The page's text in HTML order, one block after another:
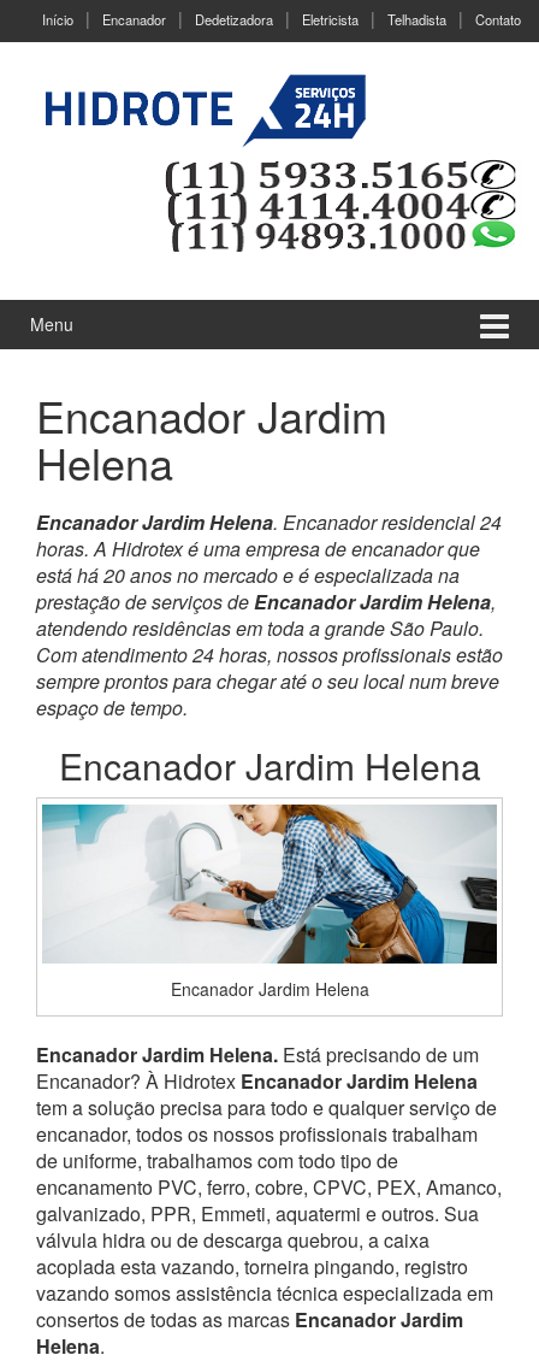
Início Encanador Dedetizadora Eletricista Telhadista Contato
Menu
Encanador Jardim
Helena
Encanador Jardim Helena. Encanador residencial 24
horas. A Hidrotex é uma empresa de encanador que
está há 20 anos no mercado e é especializada na
prestação de serviços deEncanador Jardim Helena,
atendendo residências em toda a grande São Paulo.
Com atendimento 24 horas, nossos profissionais estão
sempre prontos para chegar até o seu local num breve
espaço de tempo.
Encanador Jardim Helena
Encanador Jardim Helena
Encanador Jardim Helena. Está precisando de um
Encanador? À Hidrotex Encanador Jardim Helena
tem a solução precisa para todo e qualquer serviço de
encanador, todos os nossos profissionais trabalham
de uniforme, trabalhamos com todo tipo de
encanamento PVC, ferro, cobre, CPVC, PEX, Amanco,
galvanizado, PPR, Emmeti, aquatermi e outros. Sua
válvula hidra ou de descarga quebrou, a caixa
acoplada esta vazando, torneira pingando, registro
vazando somos assistência técnica especializada em
consertos de todas as marcas Encanador Jardim
Helena.